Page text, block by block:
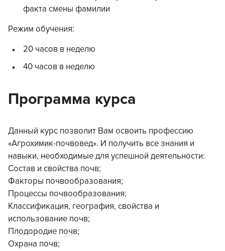
факта смены фамилии
Режим обучения:
20 часов в неделю
40 часов в неделю
Программа курса
Данный курс позволит Вам освоить профессию
«Агрохимик-почвовед». И получить все знания и
навыки, необходимые для успешной деятельности:
Состав и свойства почв;
Факторы почвообразования;
Процессы почвообразования;
Классификация, география, свойства и
использование почв;
Плодородие почв;
Охрана почв;